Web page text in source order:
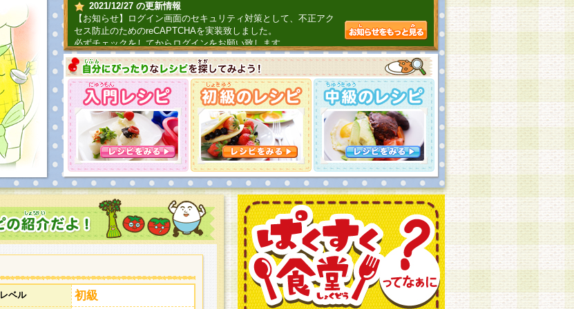
2021/12/27 の更新情報
【お知らせ】ログイン画面のセキュリティ対策として、不正アク
セス防止のためのreCAPTCHAを実装致しました。
必ずチェックをしてからログインをお願い致します。
2019/06/04 の更新情報
ファーマ村からコーンシェフが簡単レシピを紹介するよ！こちら
2018/07/01 の更新情報
チャレンジ企画第三弾！お母さん、お父さんへ日頃の感謝をこめ
てごはんを作ろう！は終了致しました。たくさんの投稿、ありが
とうございました。次回企画もお楽しみに！
レベル 初級